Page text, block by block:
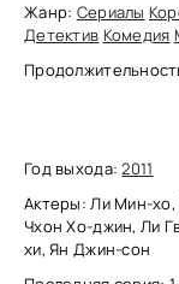
Жанр: Сериалы
Детектив Комедия
Год выхода:2011
Актеры: Ли Мин-
Чхон Хо-джин, Ли
хи, Ян Джин-сон